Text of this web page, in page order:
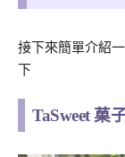
接下來簡單介紹
下
TaSweet 菓